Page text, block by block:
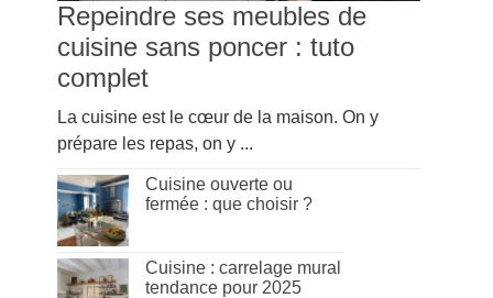
Repeindre ses meubles de
cuisine sans poncer : tuto
complet
La cuisine est le cœur de la maison. On y
prépare les repas, on y ...
Cuisine ouverte ou
fermée : que choisir ?
Cuisine : carrelage mural
tendance pour 2025